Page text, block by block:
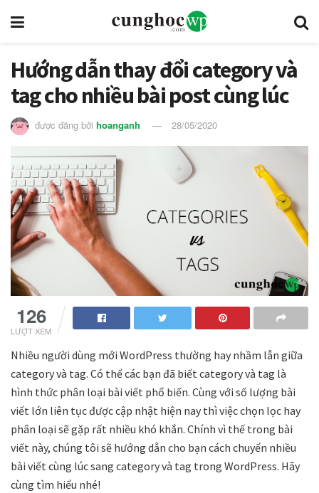
Hướng dẫn thay đổi category và
tag cho nhiều bài post cùng lúc
được đăng bởi hoanganh 28/05/2020
126
LƯỢT XEM
Nhiều người dùng mới WordPress thường hay nhầm lẫn giữa
category và tag. Có thể các bạn đã biết category và tag là
hình thức phân loại bài viết phổ biến. Cùng với số lượng bài
viết lớn liên tục được cập nhật hiện nay thì việc chọn lọc hay
phân loại sẽ gặp rất nhiều khó khắn. Chính vì thế trong bài
viết này, chúng tôi sẽ hướng dẫn cho bạn cách chuyển nhiều
bài viết cùng lúc sang category và tag trong WordPress. Hãy
cùng tìm hiểu nhé!